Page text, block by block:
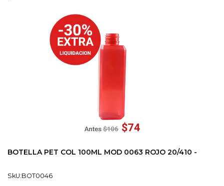
BOTELLA PET COL 100ML MOD 0063 ROJO 20/410 -
SkU:BOT0046